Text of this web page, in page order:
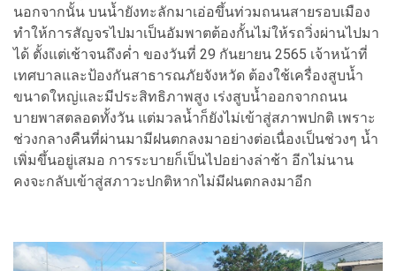
นอกจากนั้น บนน้ำยังทะลักมาเอ่อขึ้นท่วมถนนสายรอบเมือง
ทำให้การสัญจรไปมาเป็นอัมพาตต้องกั้นไม่ให้รถวิ่งผ่านไปมา
ได้ ตั้งแต่เช้าจนถึงค่ำ ของวันที่ 29 กันยายน 2565 เจ้าหน้าที่
เทศบาลและป้องกันสาธารณภัยจังหวัด ต้องใช้เครื่องสูบน้ำ
ขนาดใหญ่และมีประสิทธิภาพสูง เร่งสูบน้ำออกจากถนน
บายพาสตลอดทั้งวัน แต่มวลน้ำก็ยังไม่เข้าสู่สภาพปกติ เพราะ
ช่วงกลางคืนที่ผ่านมามีฝนตกลงมาอย่างต่อเนื่องเป็นช่วงๆ น้ำ
เพิ่มขึ้นอยู่เสมอ การระบายก็เป็นไปอย่างล่าช้า อีกไม่นาน
คงจะกลับเข้าสู่สภาวะปกติหากไม่มีฝนตกลงมาอีก